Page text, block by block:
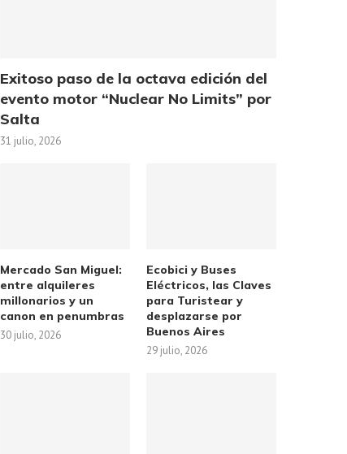
Exitoso paso de la octava edición del
evento motor “Nuclear No Limits” por
Salta
31 julio, 2026
Mercado San Miguel:
entre alquileres
millonarios y un
canon en penumbras
30 julio, 2026
Ecobici y Buses
Eléctricos, las Claves
para Turistear y
desplazarse por
Buenos Aires
29 julio, 2026